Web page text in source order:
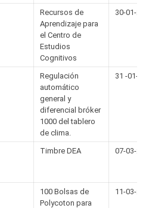
Recursos de
Aprendizaje para
el Centro de
Estudios
Cognitivos
30-01-
Regulación
automático
general y
diferencial bróker
1000 del tablero
de clima.
31 -01-
Timbre DEA 07-03-
100 Bolsas de
Polycoton para
11-03-